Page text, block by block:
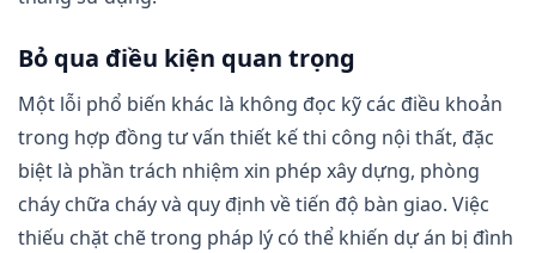
Bỏ qua điều kiện quan trọng
Một lỗi phổ biến khác là không đọc kỹ các điều khoản
trong hợp đồng tư vấn thiết kế thi công nội thất, đặc
biệt là phần trách nhiệm xin phép xây dựng, phòng
cháy chữa cháy và quy định về tiến độ bàn giao. Việc
thiếu chặt chẽ trong pháp lý có thể khiến dự án bị đình